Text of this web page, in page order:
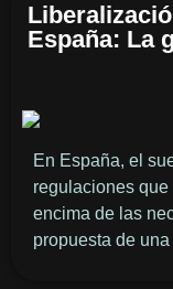
España: La
En España, el
regulaciones
encima de las
propuesta de